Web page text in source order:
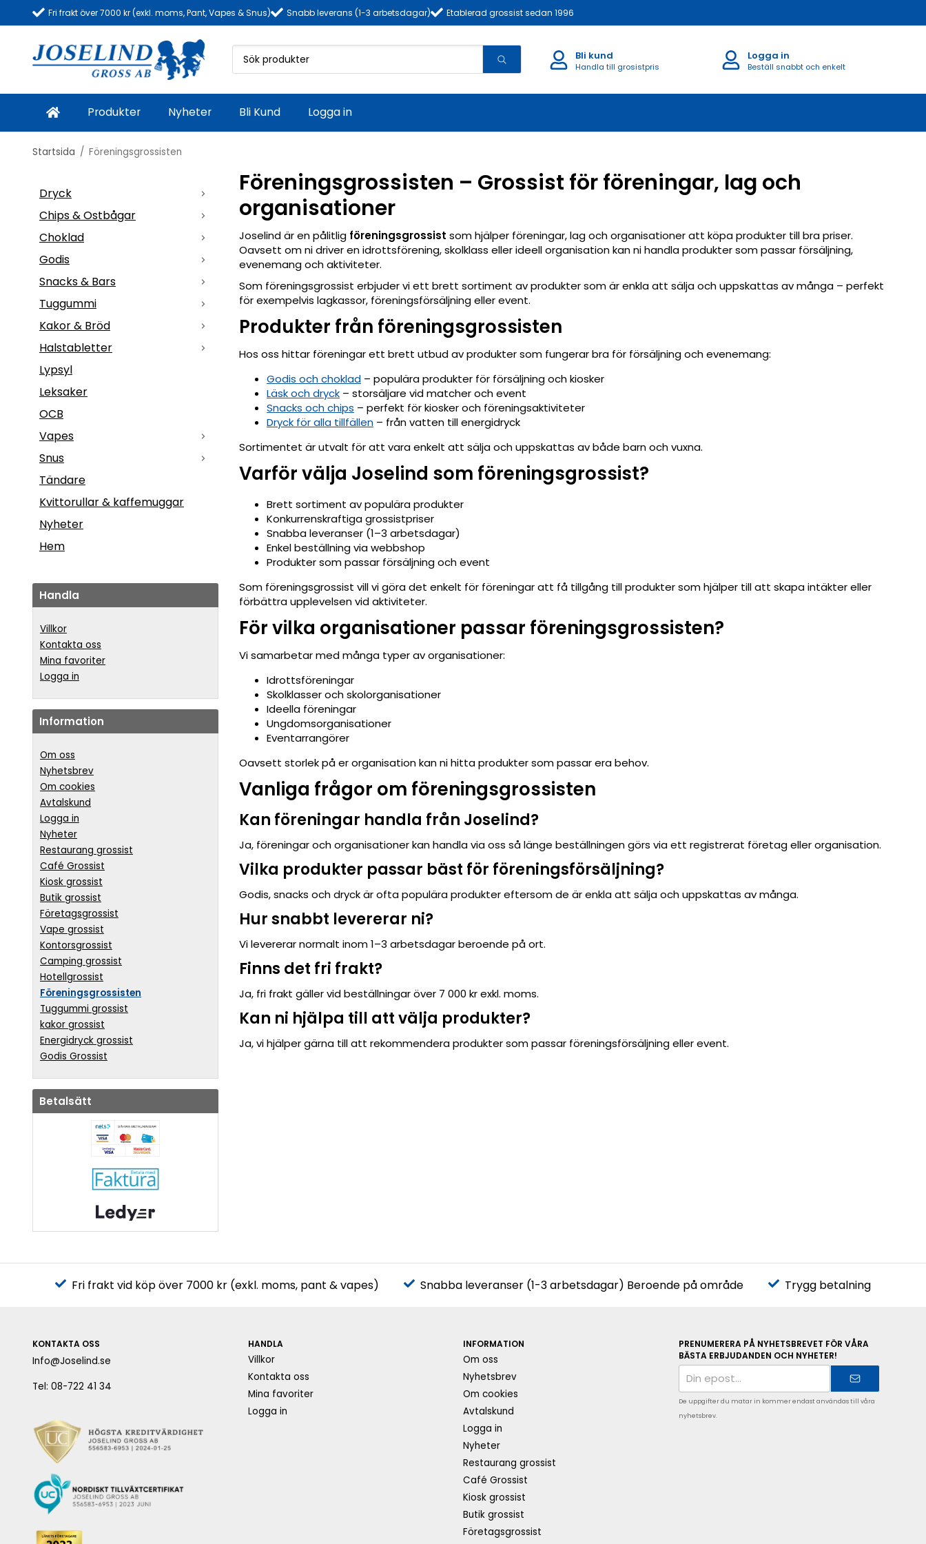
Fri frakt över 7000 kr (exkl. moms, Pant, Vapes & Snus) Snabb leverans (1-3 arbetsdagar) Etablerad grossist sedan 1996
Bli kund
Handla till grosistpris
Logga in
Beställ snabbt och enkelt
Produkter Nyheter Bli Kund Logga in
Startsida / Föreningsgrossisten
Dryck
Chips & Ostbågar
Choklad
Godis
Snacks & Bars
Tuggummi
Kakor & Bröd
Halstabletter
Lypsyl
Leksaker
OCB
Vapes
Snus
Tändare
Kvittorullar & kaffemuggar
Nyheter
Hem
Handla
Villkor
Kontakta oss
Mina favoriter
Logga in
Information
Om oss
Nyhetsbrev
Om cookies
Avtalskund
Logga in
Nyheter
Restaurang grossist
Café Grossist
Kiosk grossist
Butik grossist
Företagsgrossist
Vape grossist
Kontorsgrossist
Camping grossist
Hotellgrossist
Föreningsgrossisten
Tuggummi grossist
kakor grossist
Energidryck grossist
Godis Grossist
Betalsätt
Föreningsgrossisten – Grossist för föreningar, lag och
organisationer
Joselind är en pålitlig föreningsgrossist som hjälper föreningar, lag och organisationer att köpa produkter till bra priser.
Oavsett om ni driver en idrottsförening, skolklass eller ideell organisation kan ni handla produkter som passar försäljning,
evenemang och aktiviteter.
Som föreningsgrossist erbjuder vi ett brett sortiment av produkter som är enkla att sälja och uppskattas av många – perfekt
för exempelvis lagkassor, föreningsförsäljning eller event.
Produkter från föreningsgrossisten
Hos oss hittar föreningar ett brett utbud av produkter som fungerar bra för försäljning och evenemang:
Godis och choklad – populära produkter för försäljning och kiosker
Läsk och dryck – storsäljare vid matcher och event
Snacks och chips – perfekt för kiosker och föreningsaktiviteter
Dryck för alla tillfällen – från vatten till energidryck
Sortimentet är utvalt för att vara enkelt att sälja och uppskattas av både barn och vuxna.
Varför välja Joselind som föreningsgrossist?
Brett sortiment av populära produkter
Konkurrenskraftiga grossistpriser
Snabba leveranser (1–3 arbetsdagar)
Enkel beställning via webbshop
Produkter som passar försäljning och event
Som föreningsgrossist vill vi göra det enkelt för föreningar att få tillgång till produkter som hjälper till att skapa intäkter eller
förbättra upplevelsen vid aktiviteter.
För vilka organisationer passar föreningsgrossisten?
Vi samarbetar med många typer av organisationer:
Idrottsföreningar
Skolklasser och skolorganisationer
Ideella föreningar
Ungdomsorganisationer
Eventarrangörer
Oavsett storlek på er organisation kan ni hitta produkter som passar era behov.
Vanliga frågor om föreningsgrossisten
Kan föreningar handla från Joselind?
Ja, föreningar och organisationer kan handla via oss så länge beställningen görs via ett registrerat företag eller organisation.
Vilka produkter passar bäst för föreningsförsäljning?
Godis, snacks och dryck är ofta populära produkter eftersom de är enkla att sälja och uppskattas av många.
Hur snabbt levererar ni?
Vi levererar normalt inom 1–3 arbetsdagar beroende på ort.
Finns det fri frakt?
Ja, fri frakt gäller vid beställningar över 7 000 kr exkl. moms.
Kan ni hjälpa till att välja produkter?
Ja, vi hjälper gärna till att rekommendera produkter som passar föreningsförsäljning eller event.
Fri frakt vid köp över 7000 kr (exkl. moms, pant & vapes) Snabba leveranser (1-3 arbetsdagar) Beroende på område Trygg betalning
KONTAKTA OSS
Info@Joselind.se
Tel: 08-722 41 34
HANDLA
Villkor
Kontakta oss
Mina favoriter
Logga in
INFORMATION
Om oss
Nyhetsbrev
Om cookies
Avtalskund
Logga in
Nyheter
Restaurang grossist
Café Grossist
Kiosk grossist
Butik grossist
Företagsgrossist
PRENUMERERA PÅ NYHETSBREVET FÖR VÅRA
BÄSTA ERBJUDANDEN OCH NYHETER!
E-
postadress
De uppgifter du matar in kommer endast användas till våra
nyhetsbrev.